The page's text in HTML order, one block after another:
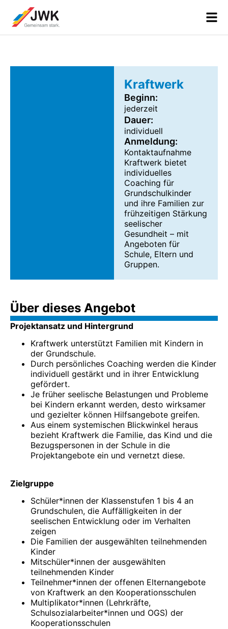
Kraftwerk
Beginn:
jederzeit
Dauer:
individuell
Anmeldung:
Kontaktaufnahme
Kraftwerk bietet
individuelles
Coaching für
Grundschulkinder
und ihre Familien zur
frühzeitigen Stärkung
seelischer
Gesundheit – mit
Angeboten für
Schule, Eltern und
Gruppen.
Über dieses Angebot
Projektansatz und Hintergrund
Kraftwerk unterstützt Familien mit Kindern in
der Grundschule.
Durch persönliches Coaching werden die Kinder
individuell gestärkt und in ihrer Entwicklung
gefördert.
Je früher seelische Belastungen und Probleme
bei Kindern erkannt werden, desto wirksamer
und gezielter können Hilfsangebote greifen.
Aus einem systemischen Blickwinkel heraus
bezieht Kraftwerk die Familie, das Kind und die
Bezugspersonen in der Schule in die
Projektangebote ein und vernetzt diese.
Zielgruppe
Schüler*innen der Klassenstufen 1 bis 4 an
Grundschulen, die Auffälligkeiten in der
seelischen Entwicklung oder im Verhalten
zeigen
Die Familien der ausgewählten teilnehmenden
Kinder
Mitschüler*innen der ausgewählten
teilnehmenden Kinder
Teilnehmer*innen der offenen Elternangebote
von Kraftwerk an den Kooperationsschulen
Multiplikator*innen (Lehrkräfte,
Schulsozialarbeiter*innen und OGS) der
Kooperationsschulen